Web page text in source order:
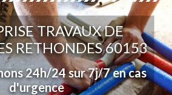
TRAVAUX DE
RETHONDES 60153
24h/24 sur 7j/7 en cas
d'urgence